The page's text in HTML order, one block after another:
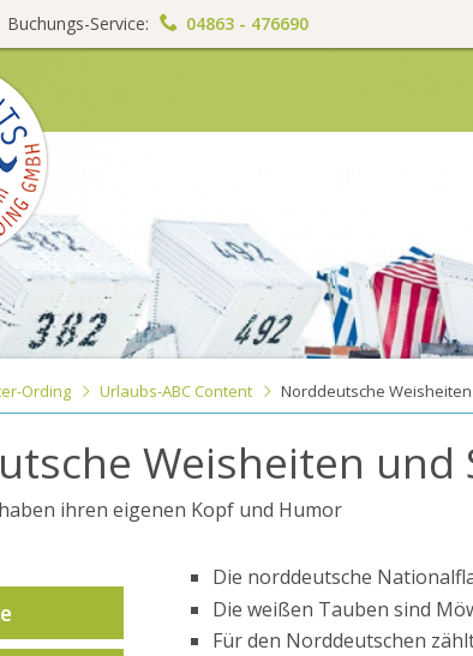
Buchungs-Service: 04863 - 476690
Ording Urlaubs-ABC Content Norddeutsche
Weisheiten und
ihren eigenen Kopf und Humor
Die norddeutsche
Die weißen Tauben sind
Für den Norddeutschen